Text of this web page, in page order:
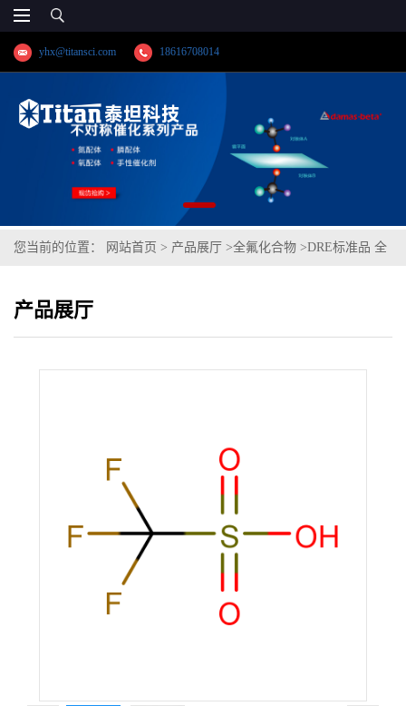
yhx@titansci.com 18616708014
您当前的位置： 网站首页 > 产品展厅 >全氟化合物 >DRE标准品 全
产品展厅